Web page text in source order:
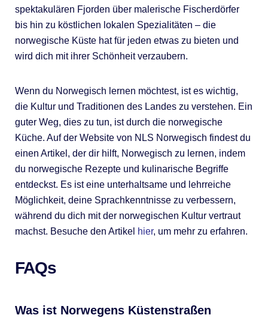
spektakulären Fjorden über malerische Fischerdörfer
bis hin zu köstlichen lokalen Spezialitäten – die
norwegische Küste hat für jeden etwas zu bieten und
wird dich mit ihrer Schönheit verzaubern.
Wenn du Norwegisch lernen möchtest, ist es wichtig,
die Kultur und Traditionen des Landes zu verstehen. Ein
guter Weg, dies zu tun, ist durch die norwegische
Küche. Auf der Website von NLS Norwegisch findest du
einen Artikel, der dir hilft, Norwegisch zu lernen, indem
du norwegische Rezepte und kulinarische Begriffe
entdeckst. Es ist eine unterhaltsame und lehrreiche
Möglichkeit, deine Sprachkenntnisse zu verbessern,
während du dich mit der norwegischen Kultur vertraut
machst. Besuche den Artikel hier, um mehr zu erfahren.
FAQs
Was ist Norwegens Küstenstraßen